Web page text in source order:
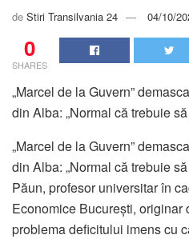
de Stiri Transilvania 24 04/10/
0
SHARES
„Marcel de la Guvern”
din Alba: „Normal că trebuie
„Marcel de la Guvern”
din Alba: „Normal că trebuie
Păun, profesor universitar în
Economice București, originar
problema deficitului imens cu